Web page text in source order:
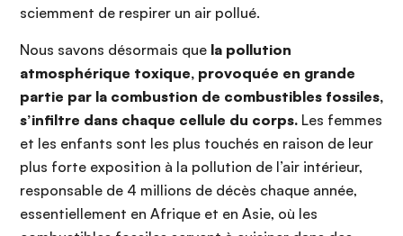
sciemment de respirer un air pollué.
Nous savons désormais que la pollution
atmosphérique toxique, provoquée en grande
partie par la combustion de combustibles fossiles,
s’infiltre dans chaque cellule du corps. Les femmes
et les enfants sont les plus touchés en raison de leur
plus forte exposition à la pollution de l’air intérieur,
responsable de 4 millions de décès chaque année,
essentiellement en Afrique et en Asie, où les